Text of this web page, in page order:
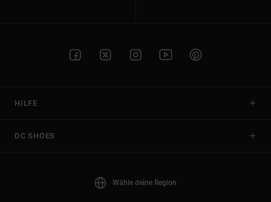
HILFE
DC SHOES
Wähle deine Region